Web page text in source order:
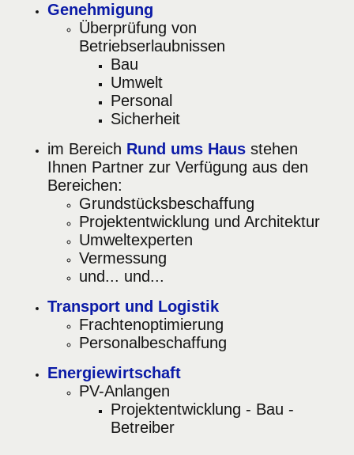
Genehmigung
Überprüfung von
Betriebserlaubnissen
Bau
Umwelt
Personal
Sicherheit
im Bereich Rund ums Haus stehen
Ihnen Partner zur Verfügung aus den
Bereichen:
Grundstücksbeschaffung
Projektentwicklung und Architektur
Umweltexperten
Vermessung
und... und...
Transport und Logistik
Frachtenoptimierung
Personalbeschaffung
Energiewirtschaft
PV-Anlangen
Projektentwicklung - Bau -
Betreiber